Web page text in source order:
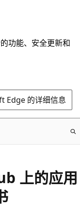
功能、安全更新和
Edge 的详细信息
上的应用